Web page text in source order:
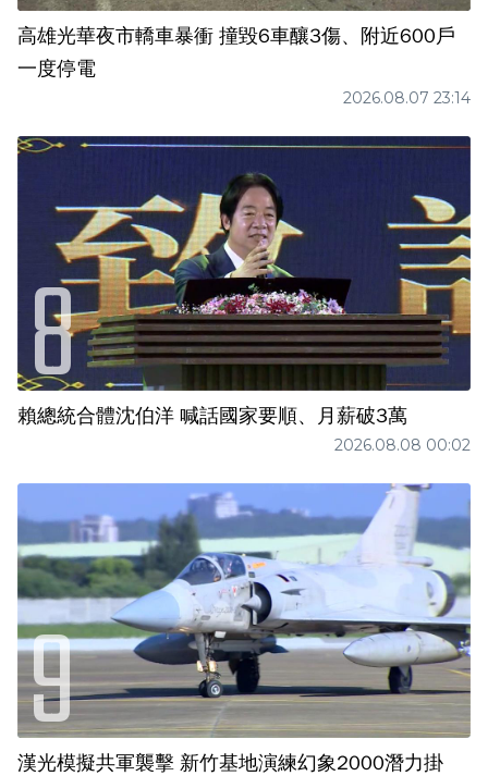
高雄光華夜市轎車暴衝 撞毀6車釀3傷、附近600戶
一度停電
2026.08.07 23:14
賴總統合體沈伯洋 喊話國家要順、月薪破3萬
2026.08.08 00:02
漢光模擬共軍襲擊 新竹基地演練幻象2000潛力掛